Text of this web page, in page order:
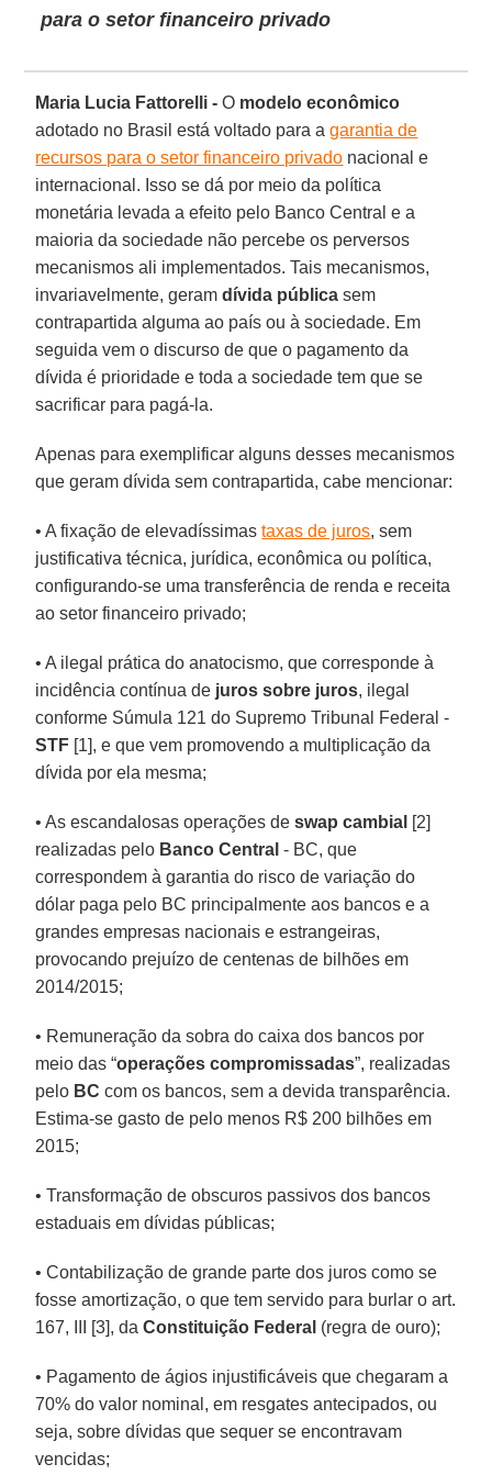
para o setor financeiro privado
Maria Lucia Fattorelli - O modelo econômico
adotado no Brasil está voltado para agarantia de
recursos para o setor financeiro privado nacional e
internacional. Isso se dá por meio da política
monetária levada a efeito pelo Banco Central e a
maioria da sociedade não percebe os perversos
mecanismos ali implementados. Tais mecanismos,
invariavelmente, geramdívida pública sem
contrapartida alguma ao país ou à sociedade. Em
seguida vem o discurso de que o pagamento da
dívida é prioridade e toda a sociedade tem que se
sacrificar para pagá-la.
Apenas para exemplificar alguns desses mecanismos
que geram dívida sem contrapartida, cabe mencionar:
• A fixação de elevadíssimastaxas de juros, sem
justificativa técnica, jurídica, econômica ou política,
configurando-se uma transferência de renda e receita
ao setor financeiro privado;
• A ilegal prática do anatocismo, que corresponde à
incidência contínua de juros sobre juros, ilegal
conforme Súmula 121 do Supremo Tribunal Federal -
STF [1], e que vem promovendo a multiplicação da
dívida por ela mesma;
• As escandalosas operações deswap cambial [2]
realizadas pelo Banco Central - BC, que
correspondem à garantia do risco de variação do
dólar paga pelo BC principalmente aos bancos e a
grandes empresas nacionais e estrangeiras,
provocando prejuízo de centenas de bilhões em
2014/2015;
• Remuneração da sobra do caixa dos bancos por
meio das “operações compromissadas”, realizadas
pelo BC com os bancos, sem a devida transparência.
Estima-se gasto de pelo menos R$ 200 bilhões em
2015;
• Transformação de obscuros passivos dos bancos
estaduais em dívidas públicas;
• Contabilização de grande parte dos juros como se
fosse amortização, o que tem servido para burlar o art.
167, III [3], daConstituição Federal (regra de ouro);
• Pagamento de ágios injustificáveis que chegaram a
70% do valor nominal, em resgates antecipados, ou
seja, sobre dívidas que sequer se encontravam
vencidas;